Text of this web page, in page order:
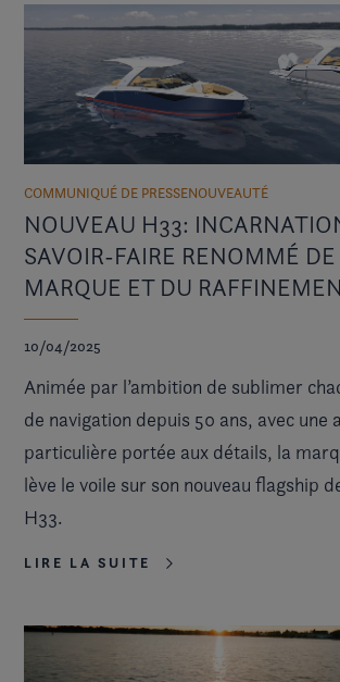
COMMUNIQUÉ DE PRESSENOUVEAUTÉ
NOUVEAU H33:
SAVOIR-FAIRE RENOMMÉ DE
MARQUE ET DU
10/04/2025
Animée par l’ambition de sublimer
de navigation depuis 50 ans, avec une
particulière portée aux détails, la
lève le voile sur son nouveau flagship
H33.
LIRE LA SUITE